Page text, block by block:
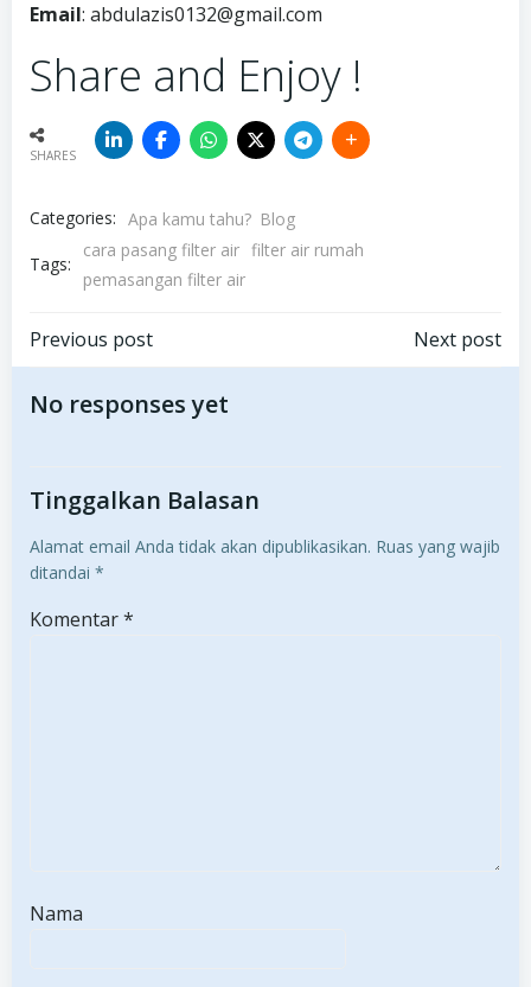
Email: abdulazis0132@gmail.com
Share and Enjoy !
SHARES
Categories: Apa kamu tahu? Blog
Tags:
cara pasang filter air filter air rumah
pemasangan filter air
Post
navigation
Previous post
Post
Next post
No responses yet
Tinggalkan Balasan
Alamat email Anda tidak akan dipublikasikan. Ruas yang wajib
ditandai *
Komentar*
Nama